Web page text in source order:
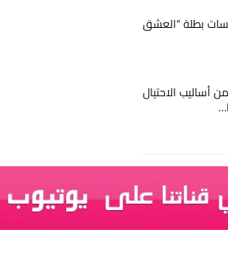
سات بطلة “العشق
أساليب الاحتيال